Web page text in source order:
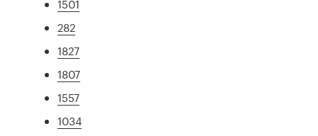
1501
282
1827
1807
1557
1034